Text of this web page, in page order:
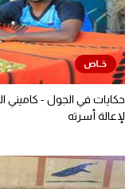
حكايات في الجول - كاميني
لإعالة أسرته